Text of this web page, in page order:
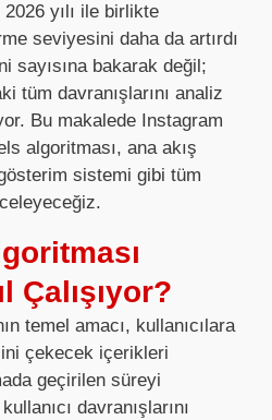
yılı ile birlikte
seviyesini daha da artırdı
sayısına bakarak değil;
tüm davranışlarını analiz
Bu makalede Instagram
algoritması, ana akış
sistemi gibi tüm
Çalışıyor?
temel amacı, kullanıcılara
çekecek içerikleri
geçirilen süreyi
davranışlarını